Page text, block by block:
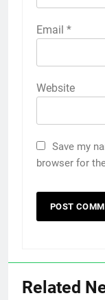
Email *
Website
Save my
browser for
Related